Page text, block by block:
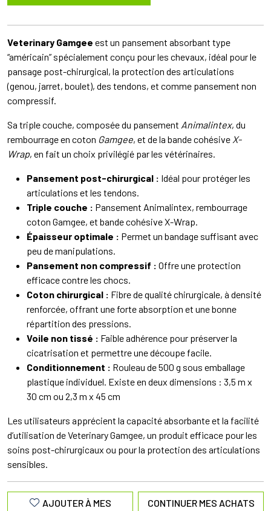
Veterinary Gamgee est un pansement absorbant type
“américain” spécialement conçu pour les chevaux, idéal pour le
pansage post-chirurgical, la protection des articulations
(genou, jarret, boulet), des tendons, et comme pansement non
compressif.
Sa triple couche, composée du pansement Animalintex, du
rembourrage en coton Gamgee, et de la bande cohésive X-
Wrap, en fait un choix privilégié par les vétérinaires.
Pansement post-chirurgical : Idéal pour protéger les
articulations et les tendons.
Triple couche : Pansement Animalintex, rembourrage
coton Gamgee, et bande cohésive X-Wrap.
Épaisseur optimale : Permet un bandage suffisant avec
peu de manipulations.
Pansement non compressif : Offre une protection
efficace contre les chocs.
Coton chirurgical : Fibre de qualité chirurgicale, à densité
renforcée, offrant une forte absorption et une bonne
répartition des pressions.
Voile non tissé : Faible adhérence pour préserver la
cicatrisation et permettre une découpe facile.
Conditionnement : Rouleau de 500 g sous emballage
plastique individuel. Existe en deux dimensions : 3,5 m x
30 cm ou 2,3 m x 45 cm
Les utilisateurs apprécient la capacité absorbante et la facilité
d’utilisation de Veterinary Gamgee, un produit efficace pour les
soins post-chirurgicaux ou pour la protection des articulations
sensibles.
AJOUTER À MES
CONTINUER MES ACHATS